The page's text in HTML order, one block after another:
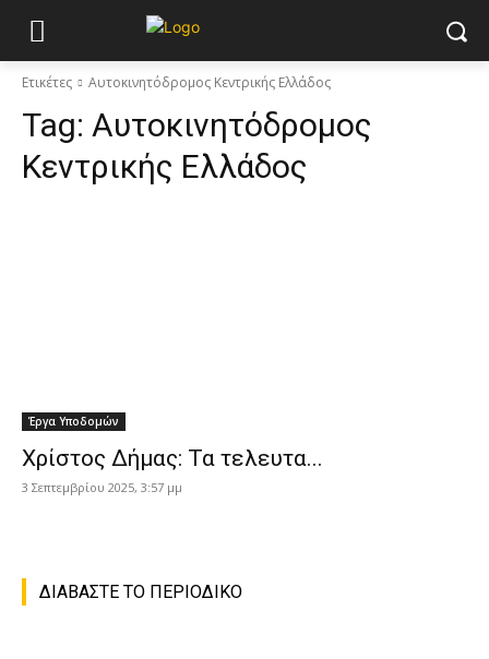
Ετικέτες Αυτοκινητόδρομος Κεντρικής Ελλάδος
Tag: Αυτοκινητόδρομος
Κεντρικής Ελλάδος
Έργα Υποδομών
Χρίστος Δήμας: Τα τελευτα...
3 Σεπτεμβρίου 2025, 3:57 μμ
ΔΙΑΒΑΣΤΕ ΤΟ ΠΕΡΙΟΔΙΚΟ